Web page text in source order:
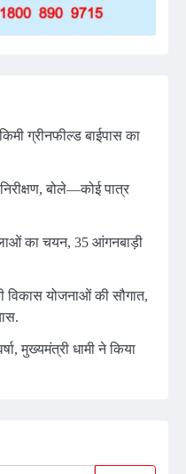
ग्रीनफील्ड बाईपास का
बोले—कोई पात्र
का चयन, 35 आंगनबाड़ी
विकास योजनाओं की सौगात,
मुख्यमंत्री धामी ने किया